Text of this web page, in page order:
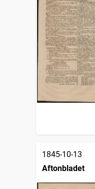
1845-10-13
Aftonbladet